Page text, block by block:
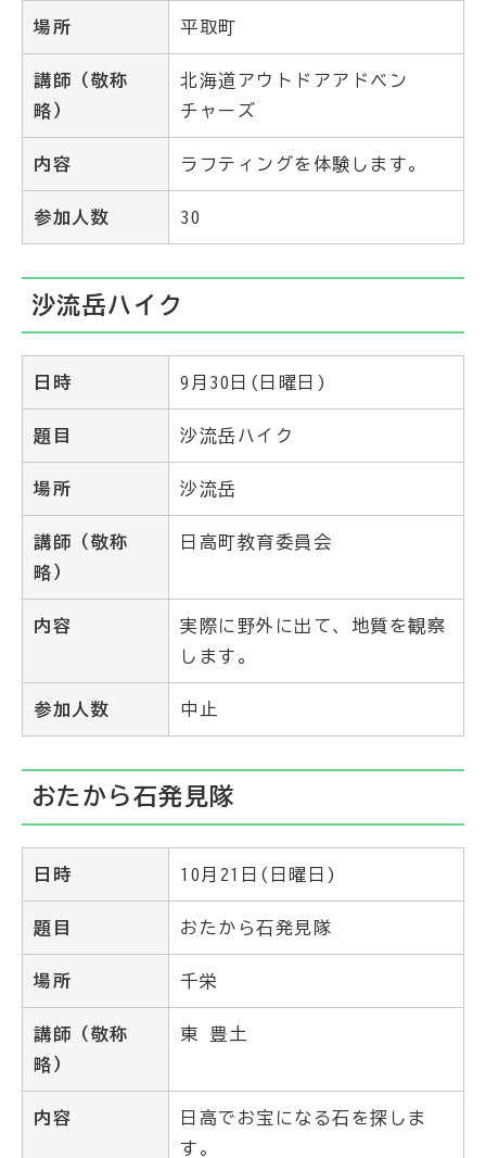
場所 平取町
講師（敬称
略）
北海道アウトドアアドベン
チャーズ
内容 ラフティングを体験します。
参加人数 30
沙流岳ハイク
日時 9月30日(日曜日)
題目 沙流岳ハイク
場所 沙流岳
講師（敬称
略）
日高町教育委員会
内容
実際に野外に出て、地質を観察
します。
参加人数 中止
おたから石発見隊
日時 10月21日(日曜日)
題目 おたから石発見隊
場所 千栄
講師（敬称
略）
東 豊土
内容
日高でお宝になる石を探しま
す。